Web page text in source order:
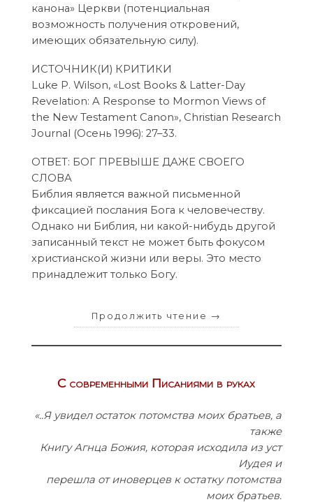
канона» Церкви (потенциальная
возможность получения откровений,
имеющих обязательную силу).
ИСТОЧНИК(И) КРИТИКИ
Luke P. Wilson, «Lost Books & Latter-Day
Revelation: A Response to Mormon Views of
the New Testament Canon», Christian Research
Journal (Осень 1996): 27–33.
ОТВЕТ: БОГ ПРЕВЫШЕ ДАЖЕ СВОЕГО
СЛОВА
Библия является важной письменной
фиксацией послания Бога к человечеству.
Однако ни Библия, ни какой-нибудь другой
записанный текст не может быть фокусом
христианской жизни или веры. Это место
принадлежит только Богу.
Продолжить чтение →
C современными Писаниями в руках
«..Я увидел остаток потомства моих братьев, а
также
Книгу Агнца Божия, которая исходила из уст
Иудея и
перешла от иноверцев к остатку потомства
моих братьев.